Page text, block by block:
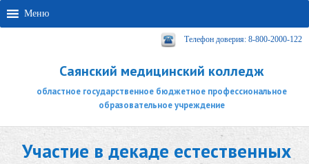
Меню
Телефон доверия: 8-800-2000-122
Саянский медицинский колледж
областное государственное бюджетное профессиональное
образовательное учреждение
Участие в декаде естественных